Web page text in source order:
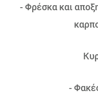
- Φρέσκα και
-